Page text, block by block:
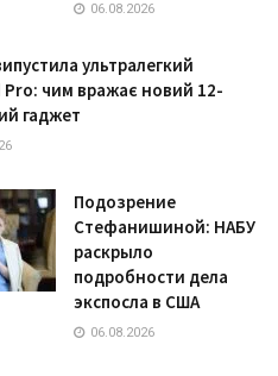
06.08.2026
ультралегкий
Pro: чим вражає новий 12-
гаджет
Подозрение
Стефанишиной: НАБУ
раскрыло
подробности дела
экспосла в США
06.08.2026